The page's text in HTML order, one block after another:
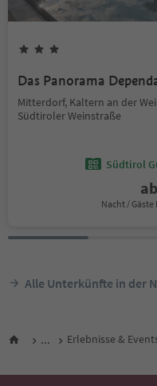
Das Panorama
Mitterdorf, Kaltern an der
Südtiroler Weinstraße
Südtirol
ab
Nacht / Gäste
Alle Unterkünfte in der
... Erlebnisse &